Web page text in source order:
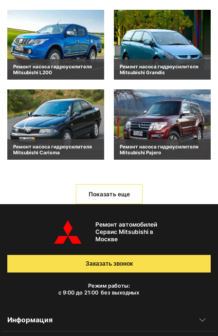
Ремонт насоса гидроусилителя
Mitsubishi L200
Ремонт насоса гидроусилителя
Mitsubishi Grandis
Ремонт насоса гидроусилителя
Mitsubishi Carisma
Ремонт насоса гидроусилителя
Mitsubishi Pajero
Показать еще
Ремонт автомобилей
Сервис Mitsubishi в
Москве
Режим работы:
с 9:00 до 21:00 без выходных
Заказать звонок
Информация